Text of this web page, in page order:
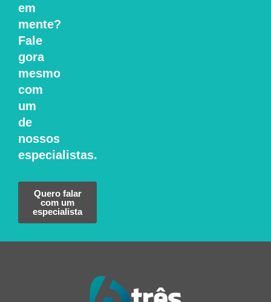
em
mente?
Fale
gora
mesmo
com
um
de
nossos
especialistas.
Quero falar
com um
especialista